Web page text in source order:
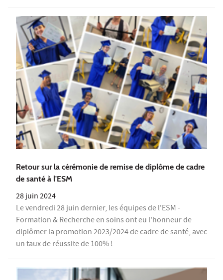
Retour sur la cérémonie de remise de diplôme de cadre
de santé à l'ESM
28 juin 2024
Le vendredi 28 juin dernier, les équipes de l'ESM -
Formation & Recherche en soins ont eu l'honneur de
diplômer la promotion 2023/2024 de cadre de santé, avec
un taux de réussite de 100% !